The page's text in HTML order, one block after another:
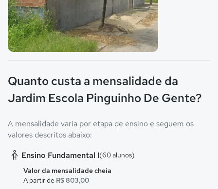
Quanto custa a mensalidade da
Jardim Escola Pinguinho De Gente?
A mensalidade varia por etapa de ensino e seguem os
valores descritos abaixo:
Ensino Fundamental I(60 alunos)
Valor da mensalidade cheia
A partir de R$ 803,00